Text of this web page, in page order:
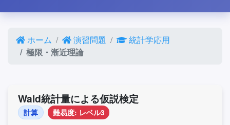
ホーム 演習問題
統計学応用
極限・漸近理論
Wald統計量による仮説検定
計算 難易度: レベル3